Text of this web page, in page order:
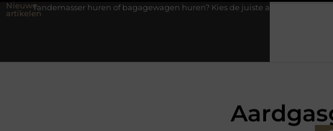
Nieuwe
artikelen
huren of bagagewagen huren? Kies de juiste aanhanger voor jouw klus